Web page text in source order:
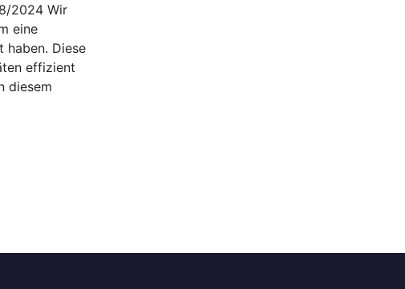
2024 Wir
eine
haben. Diese
effizient
diesem